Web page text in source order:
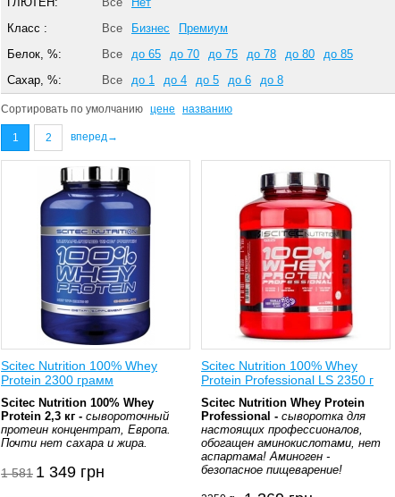
Класс :
Все Бизнес
Премиум
Белок, %:
Все до 65 до 70 до 75 до 78 до 80
до 85
Сахар, %:
Все до 1 до 4 до 5 до 6 до 8
Сортировать по умолчанию цене названию
1 2 вперед→
Scitec Nutrition 100% Whey
Protein 2300 грамм
Scitec Nutrition 100% Whey
Protein 2,3 кг - сывороточный
протеин концентрат, Европа.
Почти нет сахара и жира.
1 581 1 349 грн
Scitec Nutrition 100% Whey
Protein Professional LS 2350 г
Scitec Nutrition Whey Protein
Professional - сыворотка для
настоящих профессионалов,
обогащен аминокислотами, нет
аспартама! Аминоген -
безопасное пищеварение!